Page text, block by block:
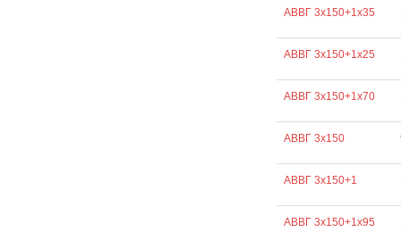
АВВГ 3х150+1х35
АВВГ 3х150+1х25
АВВГ 3х150+1х70
АВВГ 3х150
АВВГ 3х150+1
АВВГ 3х150+1х95